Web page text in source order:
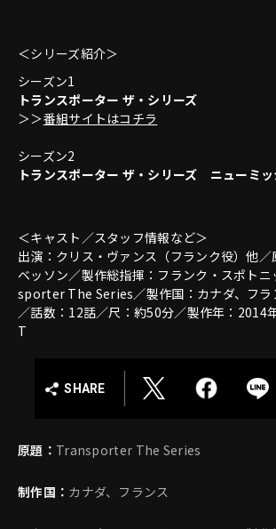
＜シリーズ紹介＞
シーズン1
トランスポーター ザ・シリーズ
＞＞番組サイトはコチラ
シーズン2
トランスポーター ザ・シリーズ ニューミッ
＜キャスト／スタッフ情報など＞
出演：クリス・ヴァンス（フランク役）他／
ベッソン／製作総指揮：フランク・スポト
sporter The Series／製作国：カナダ、フラ
／話数：12話／尺：約50分／製作年：2014
T
SHARE
原題： Transporter The Series
制作国： カナダ、フランス